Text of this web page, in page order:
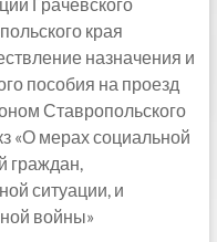
края
назначения и
пособия на проезд
Ставропольского
«О мерах социальной
граждан,
ситуации, и
войны»